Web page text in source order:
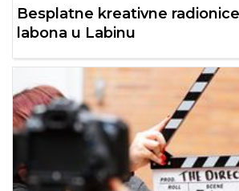
Besplatne kreativne
labona u Labinu